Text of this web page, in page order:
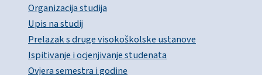
Organizacija studija
Upis na studij
Prelazak s druge visokoškolske ustanove
Ispitivanje i ocjenjivanje studenata
Ovjera semestra i godine